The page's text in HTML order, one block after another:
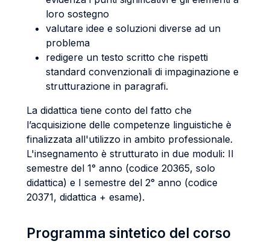
loro sostegno
valutare idee e soluzioni diverse ad un
problema
redigere un testo scritto che rispetti
standard convenzionali di impaginazione e
strutturazione in paragrafi.
La didattica tiene conto del fatto che
l’acquisizione delle competenze linguistiche è
finalizzata all'utilizzo in ambito professionale.
L'insegnamento è strutturato in due moduli: II
semestre del 1° anno (codice 20365, solo
didattica) e I semestre del 2° anno (codice
20371, didattica + esame).
Programma sintetico del corso